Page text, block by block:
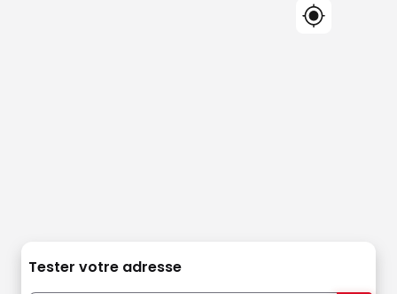
Tester votre adresse